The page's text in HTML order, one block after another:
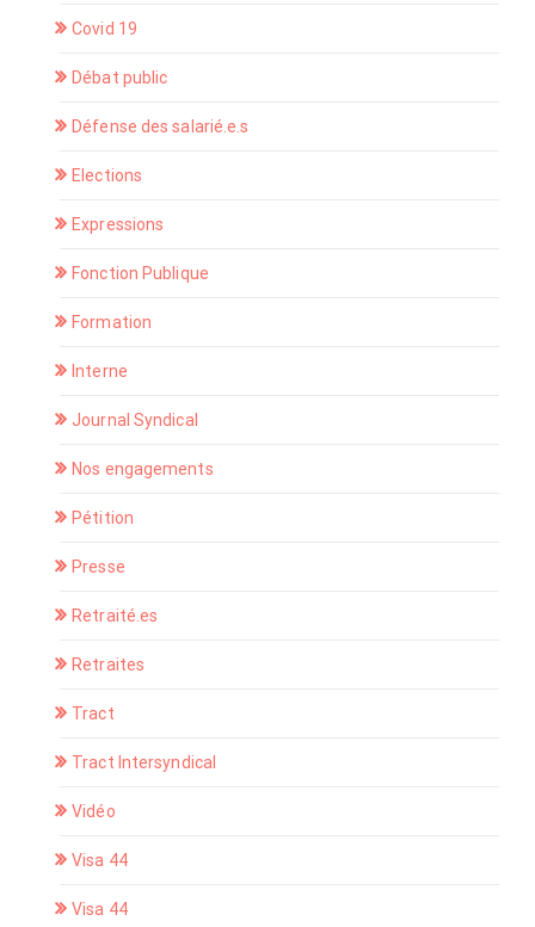
Covid 19
Débat public
Défense des salarié.e.s
Elections
Expressions
Fonction Publique
Formation
Interne
Journal Syndical
Nos engagements
Pétition
Presse
Retraité.es
Retraites
Tract
Tract Intersyndical
Vidéo
Visa 44
Visa 44